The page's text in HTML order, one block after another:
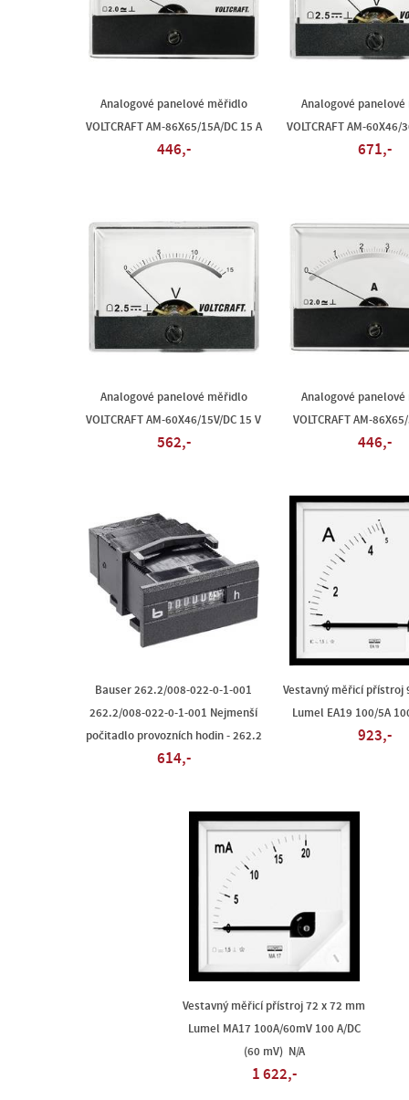
Analogové panelové měřidlo
VOLTCRAFT AM-86X65/15A/DC 15 A
446,-
Analogové
VOLTCRAFT AM-60X46/
671,-
Analogové panelové měřidlo
VOLTCRAFT AM-60X46/15V/DC 15 V
562,-
Analogové
VOLTCRAFT AM-
446,-
Bauser 262.2/008-022-0-1-001
262.2/008-022-0-1-001 Nejmenší
počitadlo provozních hodin - 262.2
614,-
Vestavný měřicí přístroj
Lumel EA19 100/5A
923,-
Vestavný měřicí přístroj 72 x 72 mm
Lumel MA17 100A/60mV 100 A/DC
(60 mV) N/A
1 622,-